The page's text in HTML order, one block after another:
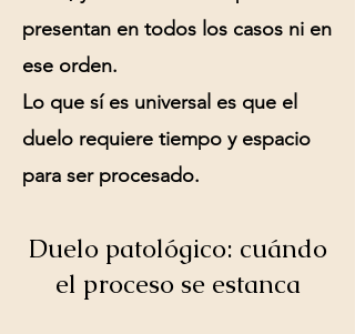
presentan en todos los casos ni en
ese orden.
Lo que sí es universal es que el
duelo requiere tiempo y espacio
para ser procesado.
Duelo patológico: cuándo
el proceso se estanca